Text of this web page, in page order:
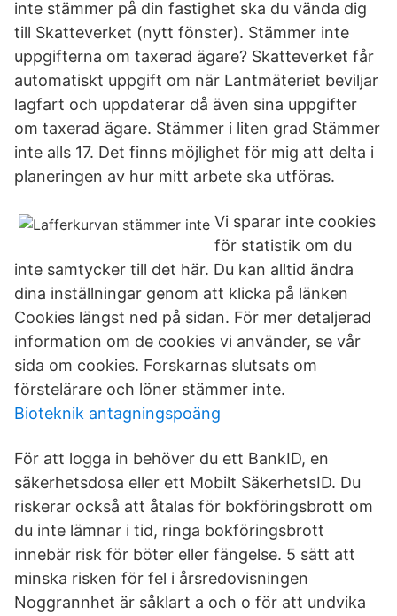
inte stämmer på din fastighet ska du vända dig
till Skatteverket (nytt fönster). Stämmer inte
uppgifterna om taxerad ägare? Skatteverket får
automatiskt uppgift om när Lantmäteriet beviljar
lagfart och uppdaterar då även sina uppgifter
om taxerad ägare. Stämmer i liten grad Stämmer
inte alls 17. Det finns möjlighet för mig att delta i
planeringen av hur mitt arbete ska utföras.
Vi sparar inte cookies
för statistik om du
inte samtycker till det här. Du kan alltid ändra
dina inställningar genom att klicka på länken
Cookies längst ned på sidan. För mer detaljerad
information om de cookies vi använder, se vår
sida om cookies. Forskarnas slutsats om
förstelärare och löner stämmer inte.
Bioteknik antagningspoäng
För att logga in behöver du ett BankID, en
säkerhetsdosa eller ett Mobilt SäkerhetsID. Du
riskerar också att åtalas för bokföringsbrott om
du inte lämnar i tid, ringa bokföringsbrott
innebär risk för böter eller fängelse. 5 sätt att
minska risken för fel i årsredovisningen
Noggrannhet är såklart a och o för att undvika